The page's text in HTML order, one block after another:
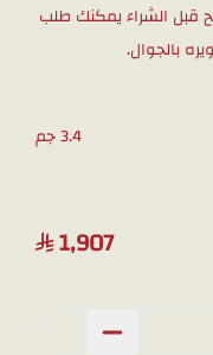
قبل الشراء يمكنك طلب
بالجوال.
3.4 جم
1,907